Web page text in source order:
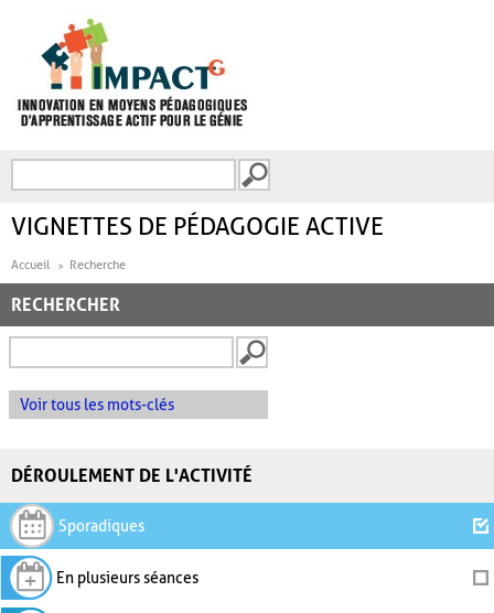
FORMULAIRE DE
VIGNETTES DE PÉDAGOGIE ACTIVE
Accueil Recherche
RECHERCHER
Voir tous les mots-clés
DÉROULEMENT DE L'ACTIVITÉ
Sporadiques
En plusieurs séances